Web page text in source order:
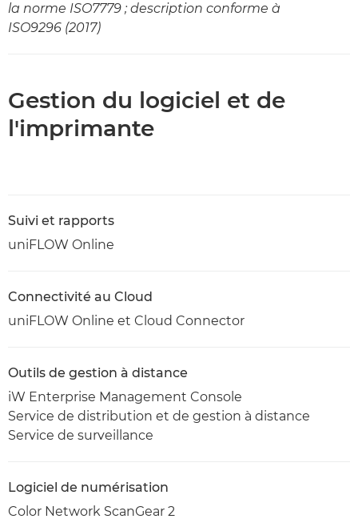
la norme ISO7779 ; description conforme à
ISO9296 (2017)
Gestion du logiciel et de
l'imprimante
Suivi et rapports
uniFLOW Online
Connectivité au Cloud
uniFLOW Online et Cloud Connector
Outils de gestion à distance
iW Enterprise Management Console
Service de distribution et de gestion à distance
Service de surveillance
Logiciel de numérisation
Color Network ScanGear 2